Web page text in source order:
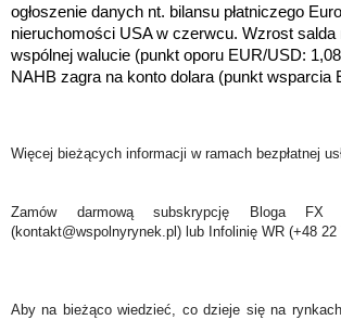
ogłoszenie danych nt. bilansu płatniczego
nieruchomości USA w czerwcu. Wzrost
wspólnej walucie (punkt oporu EUR/USD:
NAHB zagra na konto dolara (punkt wsparcia
Więcej bieżących informacji w ramach bezpłatnej
Zamów darmową subskrypcję Bloga
(kontakt@wspolnyrynek.pl) lub Infolinię WR (+48 22
Aby na bieżąco wiedzieć, co dzieje się na